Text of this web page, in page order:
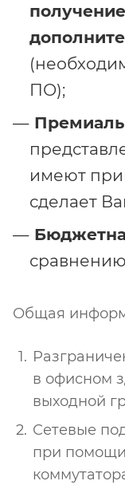
ПО);
имеют
сделает
Общая
в офисном
выходной
Сетевые
при